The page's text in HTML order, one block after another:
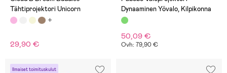
Tähtiprojektori Unicorn
29,90 €
Dynaaminen Yövalo, Kilpikonna
50,09 €
Ovh: 79,90 €
Ilmaiset toimituskulut